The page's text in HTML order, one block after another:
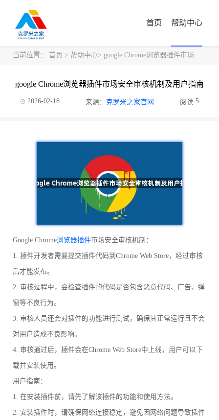
首页 帮助中心
当前位置： 首页 > 帮助中心> google Chrome浏览器插件市场安全审核机制及用户指南
google Chrome浏览器插件市场安全审核机制及用户指南
2026-02-18 来源： 克罗米之家官网 阅读:5
Google Chrome浏览器插件市场安全审核机制：
1. 插件开发者需要提交插件代码到Chrome Web Store，经过审核
后才能发布。
2. 审核过程中，会检查插件的代码是否包含恶意代码、广告、弹
窗等不良行为。
3. 审核人员还会对插件的功能进行测试，确保其正常运行且不会
对用户造成不良影响。
4. 审核通过后，插件会在Chrome Web Store中上线，用户可以下
载并安装使用。
用户指南：
1. 在安装插件前，请先了解该插件的功能和使用方法。
2. 安装插件时，请确保网络连接稳定，避免因网络问题导致插件